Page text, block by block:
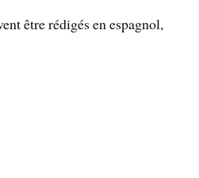
être rédigés en espagnol,